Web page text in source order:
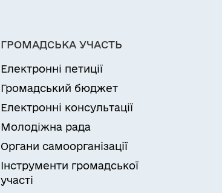
ГРОМАДСЬКА УЧАСТЬ
Електронні петиції
Громадський бюджет
Електронні консультації
Молодіжна рада
Органи самоорганізації
Інструменти громадської
участі